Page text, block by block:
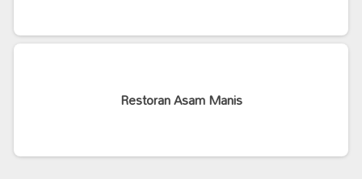
Restoran Asam Manis